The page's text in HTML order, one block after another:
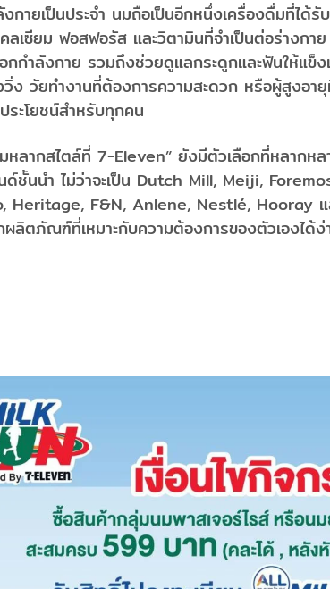
กายเป็นประจำ นมถือเป็นอีกหนึ่งเครื่องดื่มที่ได้รั
เซียม ฟอสฟอรัส และวิตามินที่จำเป็นต่อร่างก
กกำลังกาย รวมถึงช่วยดูแลกระดูกและฟันให้แข็ง
ง วัยทำงานที่ต้องการความสะดวก หรือผู้สูงอา
ระโยชน์สำหรับทุกคน
หลากสไตล์ที่ 7-Eleven” ยังมีตัวเลือกที่หลากห
ชั้นนำ ไม่ว่าจะเป็น Dutch Mill, Meiji,
Heritage, F&N, Anlene, Nestlé, Hooray
ผลิตภัณฑ์ที่เหมาะกับความต้องการของตัวเองได้ง่